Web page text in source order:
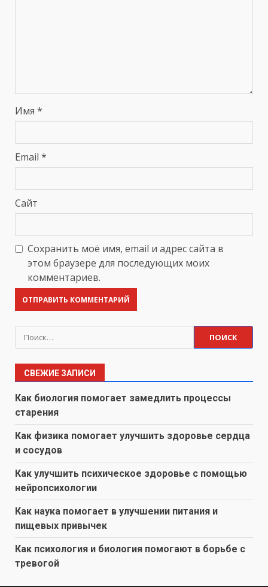
Имя *
Email *
Сайт
Сохранить моё имя, email и адрес сайта в
этом браузере для последующих моих
комментариев.
Найти:
СВЕЖИЕ ЗАПИСИ
Как биология помогает замедлить процессы
старения
Как физика помогает улучшить здоровье сердца
и сосудов
Как улучшить психическое здоровье с помощью
нейропсихологии
Как наука помогает в улучшении питания и
пищевых привычек
Как психология и биология помогают в борьбе с
тревогой